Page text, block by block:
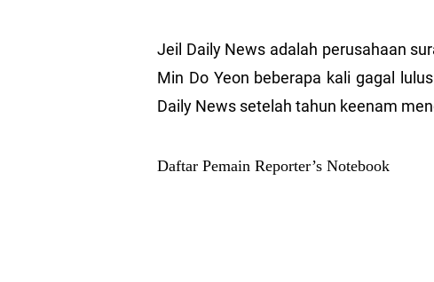
Jeil Daily News adalah perusahaan
Min Do Yeon beberapa kali gagal
Daily News setelah tahun keenam
Daftar Pemain Reporter’s Notebook